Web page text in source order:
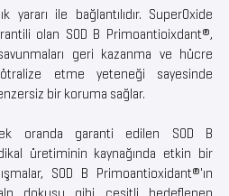
yararı ile bağlantılıdır. SuperOxide
olan SOD B Primoantioixdant®,
geri kazanma ve hücre
etme yeteneği sayesinde
bir koruma sağlar.
oranda garanti edilen SOD B
üretiminin kaynağında etkin bir
SOD B Primoantioxidant®'ın